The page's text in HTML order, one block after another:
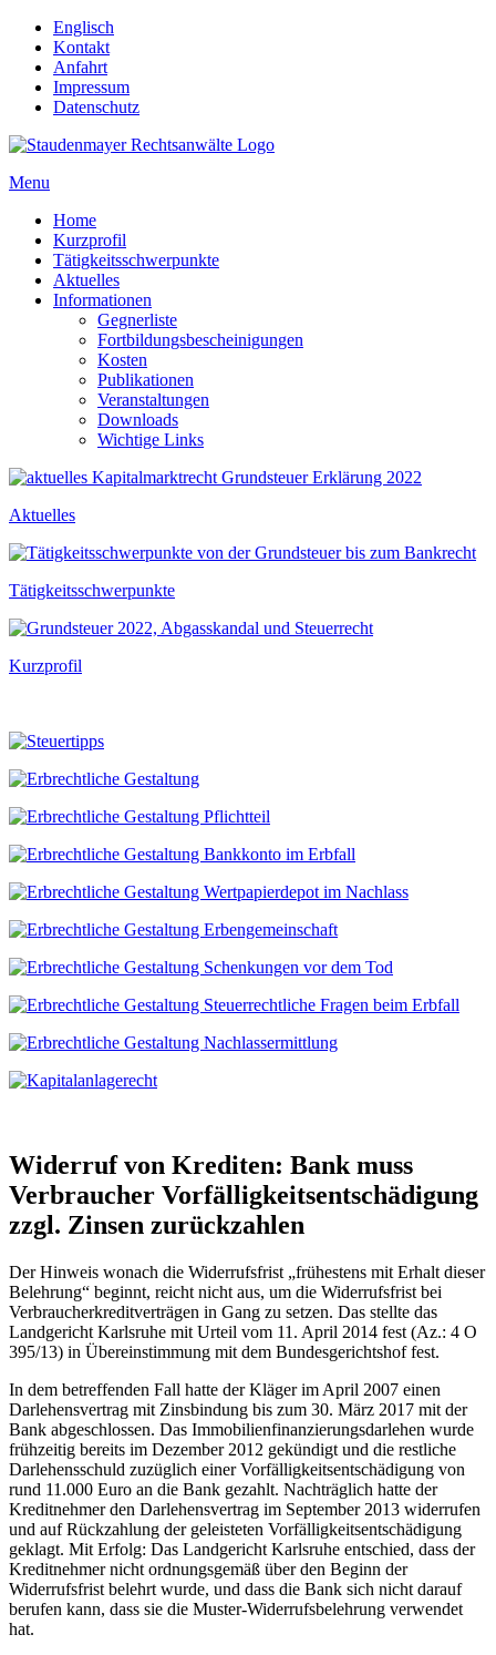
Englisch
Kontakt
Anfahrt
Impressum
Datenschutz
Menu
Home
Kurzprofil
Tätigkeitsschwerpunkte
Aktuelles
Informationen
Gegnerliste
Fortbildungsbescheinigungen
Kosten
Publikationen
Veranstaltungen
Downloads
Wichtige Links
Aktuelles
Tätigkeitsschwerpunkte
Kurzprofil
Widerruf von Krediten: Bank muss
Verbraucher Vorfälligkeitsentschädigung
zzgl. Zinsen zurückzahlen
Der Hinweis wonach die Widerrufsfrist „frühestens mit Erhalt dieser
Belehrung“ beginnt, reicht nicht aus, um die Widerrufsfrist bei
Verbraucherkreditverträgen in Gang zu setzen. Das stellte das
Landgericht Karlsruhe mit Urteil vom 11. April 2014 fest (Az.: 4 O
395/13) in Übereinstimmung mit dem Bundesgerichtshof fest.
In dem betreffenden Fall hatte der Kläger im April 2007 einen
Darlehensvertrag mit Zinsbindung bis zum 30. März 2017 mit der
Bank abgeschlossen. Das Immobilienfinanzierungsdarlehen wurde
frühzeitig bereits im Dezember 2012 gekündigt und die restliche
Darlehensschuld zuzüglich einer Vorfälligkeitsentschädigung von
rund 11.000 Euro an die Bank gezahlt. Nachträglich hatte der
Kreditnehmer den Darlehensvertrag im September 2013 widerrufen
und auf Rückzahlung der geleisteten Vorfälligkeitsentschädigung
geklagt. Mit Erfolg: Das Landgericht Karlsruhe entschied, dass der
Kreditnehmer nicht ordnungsgemäß über den Beginn der
Widerrufsfrist belehrt wurde, und dass die Bank sich nicht darauf
berufen kann, dass sie die Muster-Widerrufsbelehrung verwendet
hat.